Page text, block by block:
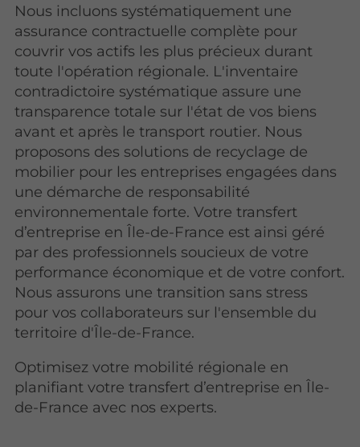
Nous incluons systématiquement une
assurance contractuelle complète pour
couvrir vos actifs les plus précieux durant
toute l'opération régionale. L'inventaire
contradictoire systématique assure une
transparence totale sur l'état de vos biens
avant et après le transport routier. Nous
proposons des solutions de recyclage de
mobilier pour les entreprises engagées dans
une démarche de responsabilité
environnementale forte. Votre transfert
d’entreprise en Île-de-France est ainsi géré
par des professionnels soucieux de votre
performance économique et de votre confort.
Nous assurons une transition sans stress
pour vos collaborateurs sur l'ensemble du
territoire d'Île-de-France.
Optimisez votre mobilité régionale en
planifiant votre transfert d’entreprise en Île-
de-France avec nos experts.